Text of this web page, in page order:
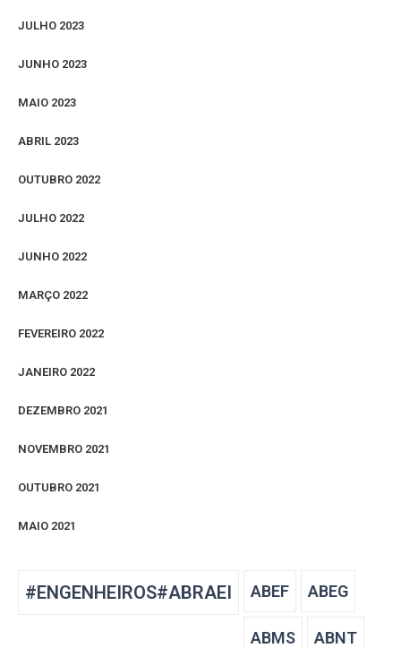
JULHO 2023
JUNHO 2023
MAIO 2023
ABRIL 2023
OUTUBRO 2022
JULHO 2022
JUNHO 2022
MARÇO 2022
FEVEREIRO 2022
JANEIRO 2022
DEZEMBRO 2021
NOVEMBRO 2021
OUTUBRO 2021
MAIO 2021
#ENGENHEIROS#ABRAEI ABEF ABEG
ABMS ABNT